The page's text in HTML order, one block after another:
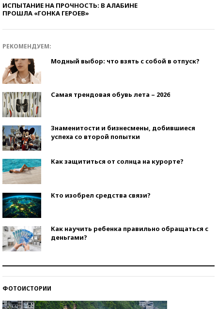
ИСПЫТАНИЕ НА ПРОЧНОСТЬ: В АЛАБИНЕ
ПРОШЛА «ГОНКА ГЕРОЕВ»
РЕКОМЕНДУЕМ:
Модный выбор: что взять с собой в отпуск?
Самая трендовая обувь лета – 2026
Знаменитости и бизнесмены, добившиеся
успеха со второй попытки
Как защититься от солнца на курорте?
Кто изобрел средства связи?
Как научить ребенка правильно обращаться с
деньгами?
ФОТОИСТОРИИ